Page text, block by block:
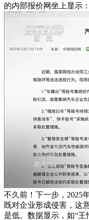
的内部报价网坐上显示：
不久前！下一步，2025
既对企业形成侵害，这
是低。数据显示，如“王